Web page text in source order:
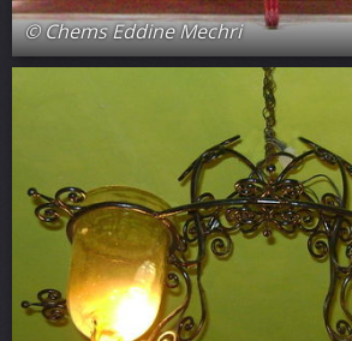
© Chems Eddine Mechri